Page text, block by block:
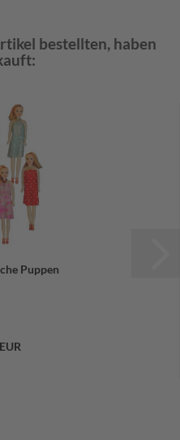
bestellten, haben
Puppen